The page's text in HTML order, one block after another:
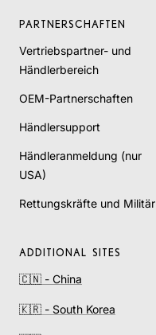
PARTNERSCHAFTEN
Vertriebspartner- und
Händlerbereich
OEM-Partnerschaften
Händlersupport
Händleranmeldung (nur
USA)
Rettungskräfte und Militär
ADDITIONAL SITES
🇨🇳 - China
🇰🇷 - South Korea